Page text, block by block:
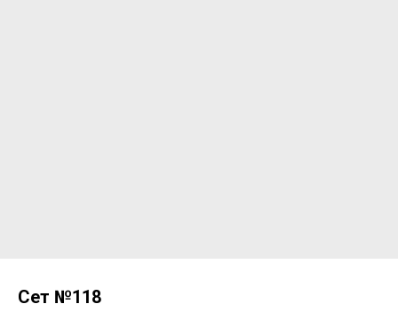
Сет №118